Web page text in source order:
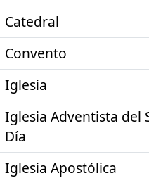
Catedral
Convento
Iglesia
Iglesia Adventista del
Día
Iglesia Apostólica